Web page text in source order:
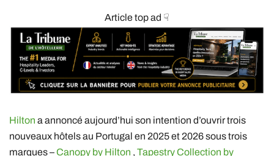
Article top ad ☟
Hilton a annoncé aujourd’hui son intention d’ouvrir trois
nouveaux hôtels au Portugal en 2025 et 2026 sous trois
marques –Canopy by Hilton , Tapestry Collection by